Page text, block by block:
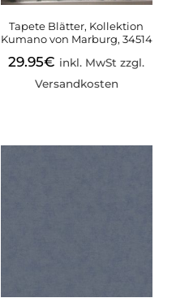
Tapete Blätter, Kollektion
Kumano von Marburg, 34514
29.95€ inkl. MwSt zzgl.
Versandkosten